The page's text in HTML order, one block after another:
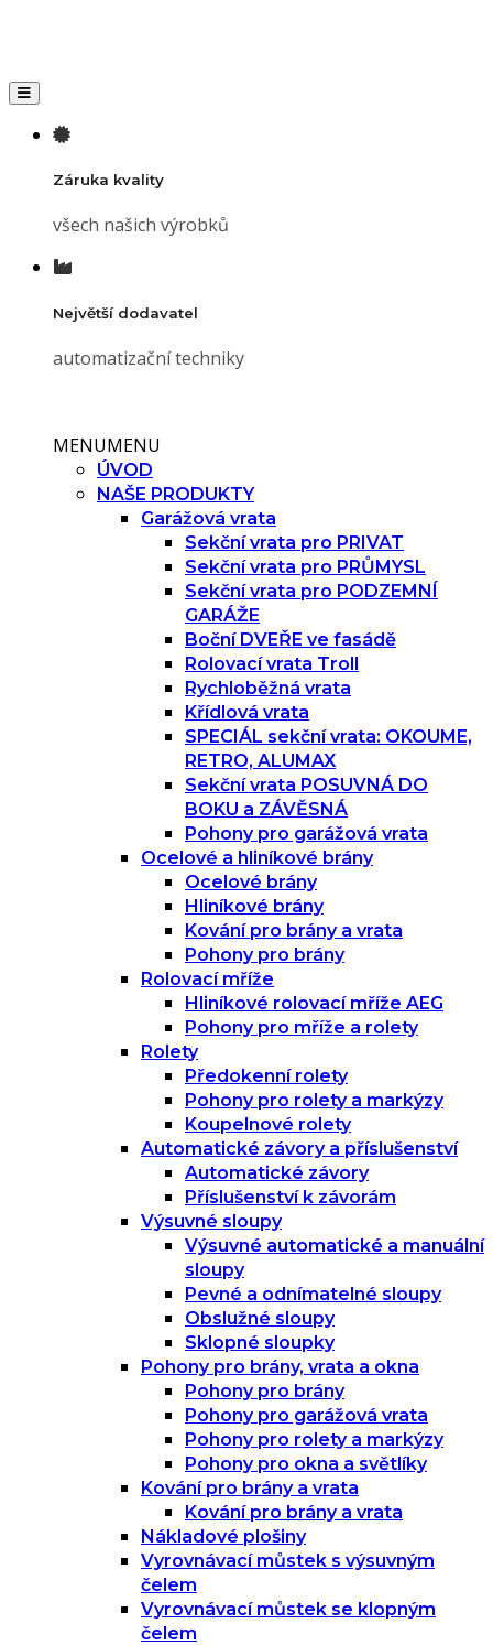
Toggle navigation
Záruka kvality
všech našich výrobků
Největší dodavatel
automatizační techniky
MENUMENU
ÚVOD
NAŠE PRODUKTY
Garážová vrata
Sekční vrata pro PRIVAT
Sekční vrata pro PRŮMYSL
Sekční vrata pro PODZEMNÍ
GARÁŽE
Boční DVEŘE ve fasádě
Rolovací vrata Troll
Rychloběžná vrata
Křídlová vrata
SPECIÁL sekční vrata: OKOUME,
RETRO, ALUMAX
Sekční vrata POSUVNÁ DO
BOKU a ZÁVĚSNÁ
Pohony pro garážová vrata
Ocelové a hliníkové brány
Ocelové brány
Hliníkové brány
Kování pro brány a vrata
Pohony pro brány
Rolovací mříže
Hliníkové rolovací mříže AEG
Pohony pro mříže a rolety
Rolety
Předokenní rolety
Pohony pro rolety a markýzy
Koupelnové rolety
Automatické závory a příslušenství
Automatické závory
Příslušenství k závorám
Výsuvné sloupy
Výsuvné automatické a manuální
sloupy
Pevné a odnímatelné sloupy
Obslužné sloupy
Sklopné sloupky
Pohony pro brány, vrata a okna
Pohony pro brány
Pohony pro garážová vrata
Pohony pro rolety a markýzy
Pohony pro okna a světlíky
Kování pro brány a vrata
Kování pro brány a vrata
Nákladové plošiny
Vyrovnávací můstek s výsuvným
čelem
Vyrovnávací můstek se klopným
čelem